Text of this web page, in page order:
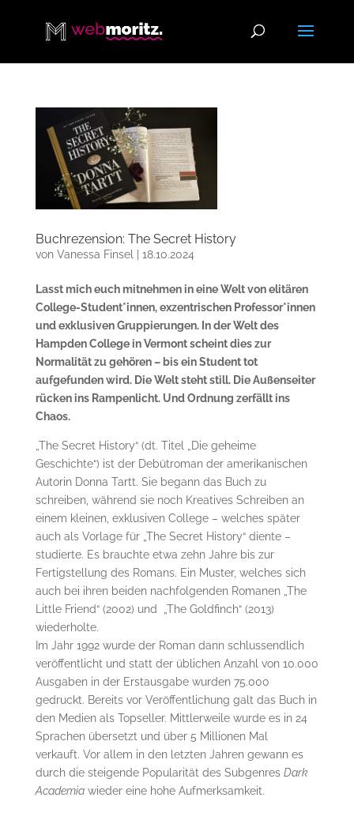
Buchrezension: The Secret History
von Vanessa Finsel| 18.10.2024
Lasst mich euch mitnehmen in eine Welt von elitären
College-Student*innen, exzentrischen Professor*innen
und exklusiven Gruppierungen. In der Welt des
Hampden College in Vermont scheint dies zur
Normalität zu gehören – bis ein Student tot
aufgefunden wird. Die Welt steht still. Die Außenseiter
rücken ins Rampenlicht. Und Ordnung zerfällt ins
Chaos.
„The Secret History“ (dt. Titel „Die geheime
Geschichte“) ist der Debütroman der amerikanischen
Autorin Donna Tartt. Sie begann das Buch zu
schreiben, während sie noch Kreatives Schreiben an
einem kleinen, exklusiven College – welches später
auch als Vorlage für „The Secret History“ diente –
studierte. Es brauchte etwa zehn Jahre bis zur
Fertigstellung des Romans. Ein Muster, welches sich
auch bei ihren beiden nachfolgenden Romanen „The
Little Friend“ (2002) und „The Goldfinch“ (2013)
wiederholte.
Im Jahr 1992 wurde der Roman dann schlussendlich
veröffentlicht und statt der üblichen Anzahl von 10.000
Ausgaben in der Erstausgabe wurden 75.000
gedruckt. Bereits vor Veröffentlichung galt das Buch in
den Medien als Topseller. Mittlerweile wurde es in 24
Sprachen übersetzt und über 5 Millionen Mal
verkauft. Vor allem in den letzten Jahren gewann es
durch die steigende Popularität des Subgenres Dark
Academiawieder eine hohe Aufmerksamkeit.